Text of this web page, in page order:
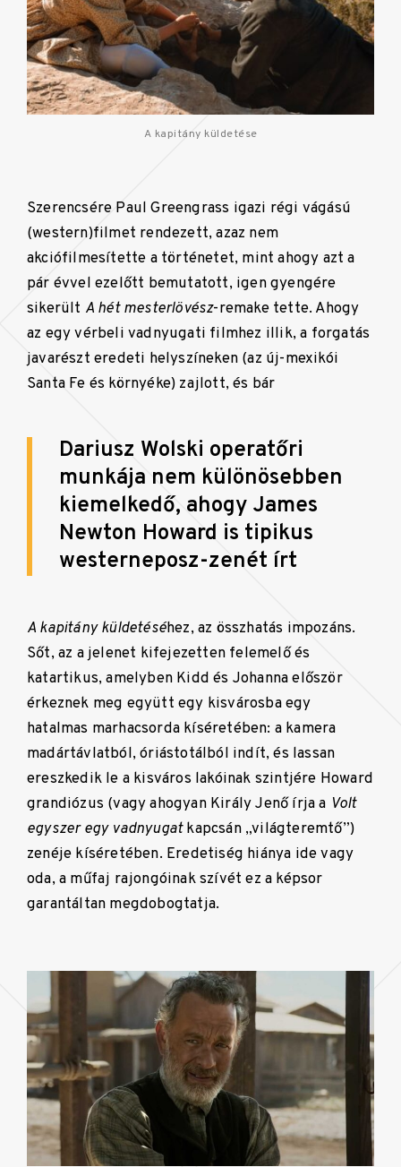
A kapitány küldetése
Szerencsére Paul Greengrass igazi régi vágású
(western)filmet rendezett, azaz nem
akciófilmesítette a történetet, mint ahogy azt a
pár évvel ezelőtt bemutatott, igen gyengére
sikerült A hét mesterlövész-remake tette. Ahogy
az egy vérbeli vadnyugati filmhez illik, a forgatás
javarészt eredeti helyszíneken (az új-mexikói
Santa Fe és környéke) zajlott, és bár
Dariusz Wolski operatőri
munkája nem különösebben
kiemelkedő, ahogy James
Newton Howard is tipikus
westerneposz-zenét írt
A kapitány küldetéséhez, az összhatás impozáns.
Sőt, az a jelenet kifejezetten felemelő és
katartikus, amelyben Kidd és Johanna először
érkeznek meg együtt egy kisvárosba egy
hatalmas marhacsorda kíséretében: a kamera
madártávlatból, óriástotálból indít, és lassan
ereszkedik le a kisváros lakóinak szintjére Howard
grandiózus (vagy ahogyan Király Jenő írja a Volt
egyszer egy vadnyugatkapcsán „világteremtő”)
zenéje kíséretében. Eredetiség hiánya ide vagy
oda, a műfaj rajongóinak szívét ez a képsor
garantáltan megdobogtatja.